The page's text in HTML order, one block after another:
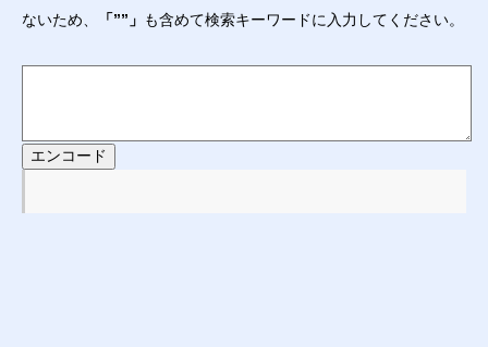
ないため、
「””」 も含めて検索キーワードに入力してください。
エンコード